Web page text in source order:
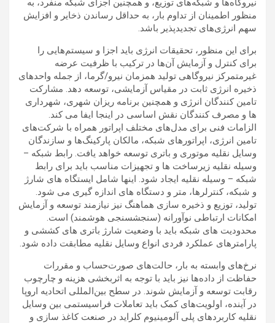
نیروگاه‌ها و شبکه‌های توزیع، و همچنین اجزای شبکه منفرد، به
منظور اطمینان از تداوم بار، به حداقل رساندن ذخایر و افزایش
سهم انرژی‌های تجدیدپذیر باشد.
برای این منظور، تحقیقات انرژی باید اجزا و سیستم‌هایی را
برای کنترل و آزمایش آن‌ها در ترکیب با ظرفیت عرضه
غیرمتمرکز نیروگاهی تولید همزمان نیرو/گرما، از جمله واحدهای
ذخیره انرژی ثابت در مقیاس آزمایشی، توسعه دهد. مشارکت
تامین کنندگان انرژی و همچنین برنامه ریزان شهری، شهرداری
ها و مصرف کنندگان نقش اساسی در اینجا ایفا می کند.
الزامات فنی برای مدل‌های مختلف اپراتور همراه با شرکت‌های
تامین انرژی، اپراتورهای شبکه، مالکان پارکینگ‌ها و سازندگان
وسایل نقلیه موتوری و باتری توسعه خواهد یافت. رابط شبکه –
وسیله نقلیه زیرساخت ها و تجهیزات مناسب باید برای رابط
شبکه – وسیله نقلیه ایجاد شود. اینها شامل ایستگاه های شارژ
و شبکه، کنترلرها، متر و دستگاه های اندازه گیری می شود.
تولید، توزیع و ذخیره سازی هماهنگ نیز نیازمند توسعه و آزمایش
امکانات ارتباطی نوآورانه (سنجشسنجی هوشمند) است.
محدودیت های شبکه باید با وضعیت شارژ باتری های کششی و
پارامترهای عملکرد فردی انواع وسایل نقلیه مطابقت داده شود.
نرخ‌های وابسته به بار، حالت‌های صورت‌حساب و مقررات
حفاظت از داده‌ها نیز باید با توجه به اثربخشی هزینه و چارچوب
رقابت توسعه و آزمایش شوند. در سطح بین‌المللی اتحادیه اروپا
در آینده، اولویت‌های کمک باید تعاملات فراسیستمی بین وسایل
نقلیه کاربردهای پلی آلومینیوم کلراید در صنعت کاغذ سازی و